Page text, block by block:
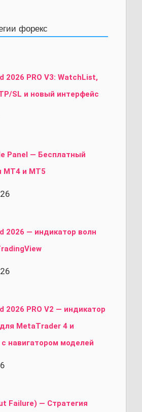
форекс
2026 PRO V3: WatchList,
SL и новый интерфейс
Panel — Бесплатный
MT4 и MT5
2026 — индикатор волн
2026 PRO V2 — индикатор
MetaTrader 4 и
навигатором моделей
Failure) — Стратегия